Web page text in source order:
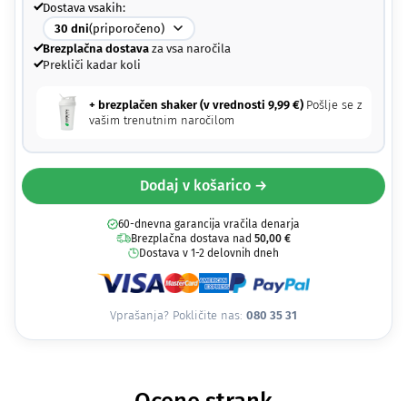
Dostava vsakih:
30 dni(priporočeno)
Brezplačna dostavaza vsa naročila
Prekliči kadar koli
+ brezplačen shaker (v vrednosti 9,99 €) Pošlje se z
vašim trenutnim naročilom
Dodaj v košarico →
60-dnevna garancija vračila denarja
Brezplačna dostava nad 50,00 €
Dostava v 1-2 delovnih dneh
Vprašanja? Pokličite nas: 080 35 31